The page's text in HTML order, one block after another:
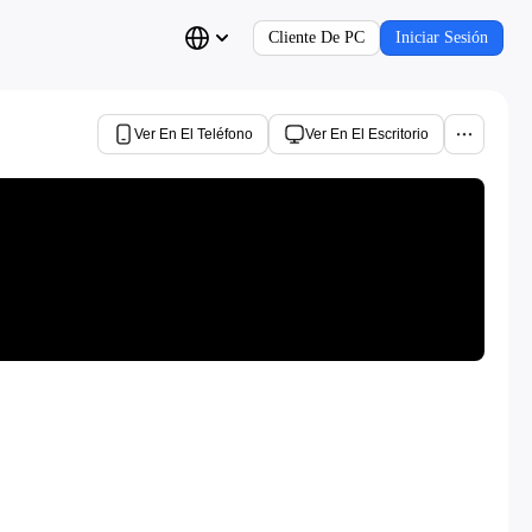
Cliente De PC Iniciar Sesión
Ver En El Teléfono Ver En El Escritorio